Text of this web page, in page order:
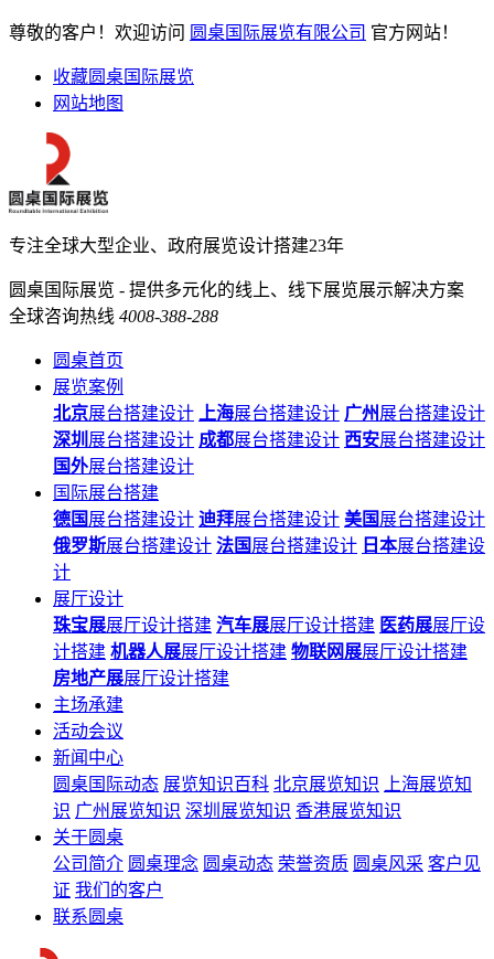
尊敬的客户！欢迎访问 圆桌国际展览有限公司 官方网站！
收藏圆桌国际展览
网站地图
专注全球大型企业、政府展览设计搭建23年
圆桌国际展览 - 提供多元化的线上、线下展览展示解决方案
全球咨询热线 4008-388-288
圆桌首页
展览案例
北京展台搭建设计 上海展台搭建设计 广州展台搭建设计
深圳 展台搭建设计 成都展台搭建设计 西安展台搭建设计
国外展台搭建设计
国际展台搭建
德国 展台搭建设计 迪拜展台搭建设计 美国 展台搭建设计
俄罗斯展台搭建设计 法国 展台搭建设计 日本展台搭建设
计
展厅设计
珠宝展展厅设计搭建 汽车展展厅设计搭建 医药展展厅设
计搭建 机器人展展厅设计搭建 物联网展展厅设计搭建
房地产展展厅设计搭建
主场承建
活动会议
新闻中心
圆桌国际动态 展览知识百科 北京展览知识
上海展览知
识 广州展览知识 深圳展览知识 香港展览知识
关于圆桌
公司简介 圆桌理念 圆桌动态 荣誉资质 圆桌风采 客户见
证 我们的客户
联系圆桌